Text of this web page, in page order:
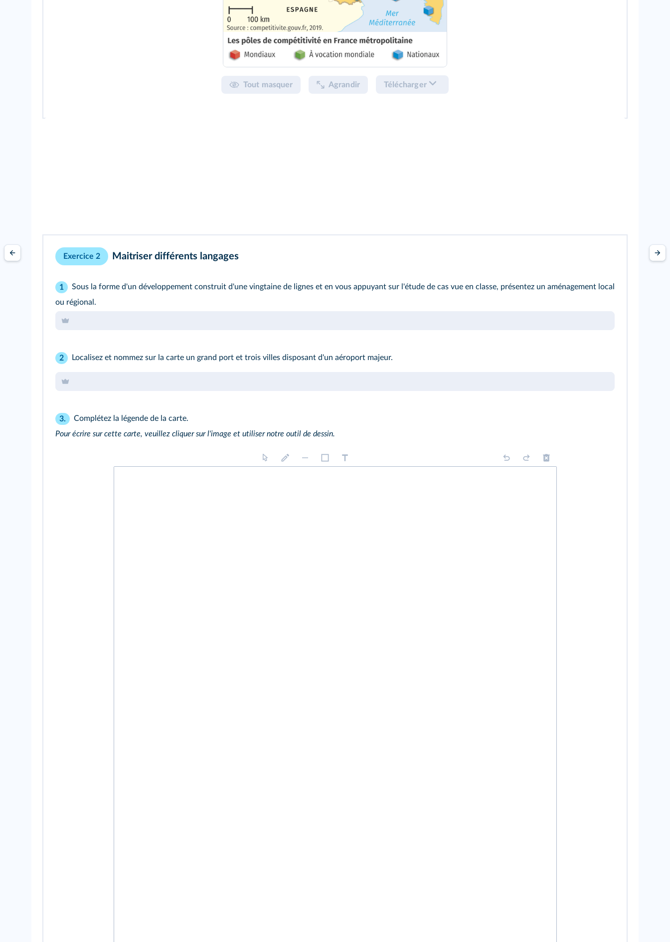
Tout masquer Agrandir Télécharger
Exercice 2 Maitriser différents langages
1
Sous la forme d'un développement construit d'une vingtaine de lignes et en vous appuyant sur l'étude de cas vue en classe, présentez un aménagement local
ou régional.
2 Localisez et nommez sur la carte un grand port et trois villes disposant d'un aéroport majeur.
3.
Complétez la légende de la carte.
Pour écrire sur cette carte, veuillez cliquer sur l'image et utiliser notre outil de dessin.